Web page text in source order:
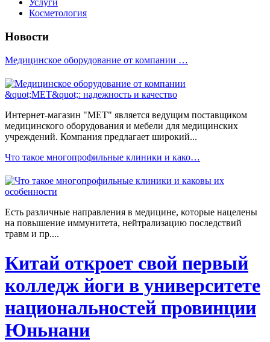
Услуги
Косметология
Новости
Медицинское оборудование от компании …
Интернет-магазин "МЕТ" является ведущим поставщиком
медицинского оборудования и мебели для медицинских
учреждений. Компания предлагает широкий...
Что такое многопрофильные клиники и како…
Есть различные направления в медицине, которые нацелены
на повышение иммунитета, нейтрализацию последствий
травм и пр....
Китай откроет свой первый
колледж йоги в университете
национальностей провинции
Юньнани